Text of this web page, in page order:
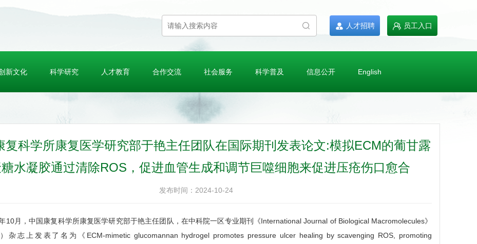
人才招聘 员工入口
新文化 科学研究 人才教育 合作交流 社会服务 科学普及 信息公开 English
复科学所康复医学研究部于艳主任团队在国际期刊发表论文:模拟ECM的葡甘露
水凝胶通过清除ROS，促进血管生成和调节巨噬细胞来促进压疮伤口愈合
发布时间：2024-10-24
月，中国康复科学所康复医学研究部于艳主任团队，在中科院一区专业期刊《International Journal of Biological Macromolecules》
杂志上发表了名为《ECM-mimetic glucomannan hydrogel promotes pressure ulcer healing by scavenging ROS, promoting